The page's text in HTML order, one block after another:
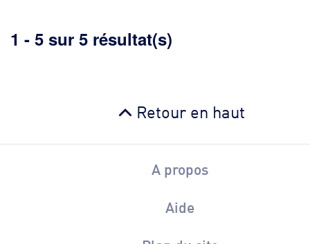
1 - 5 sur 5 résultat(s)
Retour en haut
A propos
Aide